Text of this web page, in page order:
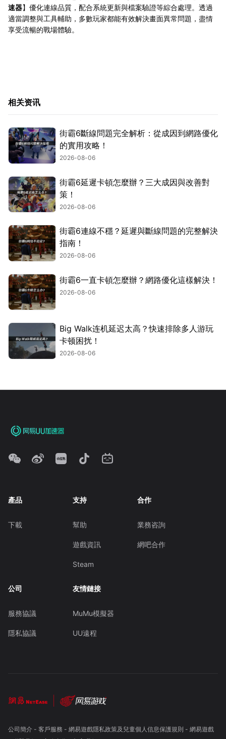
速器】優化連線品質，配合系統更新與檔案驗證等綜合處理。透過
適當調整與工具輔助，多數玩家都能有效解決畫面異常問題，盡情
享受流暢的戰場體驗。
相关资讯
街霸6斷線問題完全解析：從成因到網路優化
的實用攻略！
2026-08-06
街霸6延遲卡頓怎麼辦？三大成因與改善對
策！
2026-08-06
街霸6連線不穩？延遲與斷線問題的完整解決
指南！
2026-08-06
街霸6一直卡頓怎麼辦？網路優化這樣解決！
2026-08-06
Big Walk连机延迟太高？快速排除多人游玩
卡顿困扰！
2026-08-06
產品
下載
支持
幫助
遊戲資訊
Steam
合作
業務咨詢
網吧合作
公司
服務協議
隱私協議
友情鏈接
MuMu模擬器
UU遠程
公司簡介- 客戶服務 - 網易遊戲隱私政策及兒童個人信息保護規則 - 網易遊戲